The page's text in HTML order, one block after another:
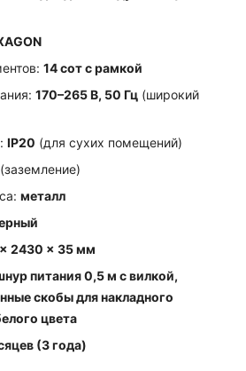
14 сот с рамкой
170–265 В, 50 Гц (широкий
IP20 (для сухих помещений)
(заземление)
металл
2430 × 35 мм
питания 0,5 м с вилкой,
скобы для накладного
цвета
(3 года)